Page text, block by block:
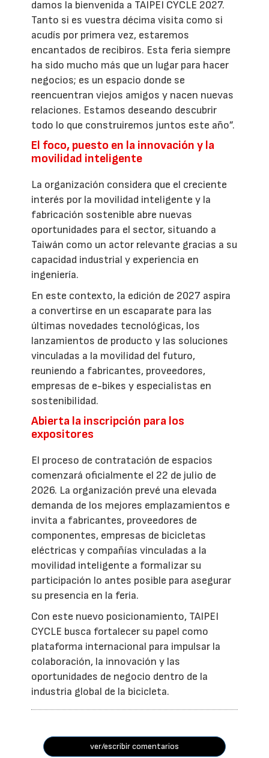
damos la bienvenida a TAIPEI CYCLE 2027.
Tanto si es vuestra décima visita como si
acudís por primera vez, estaremos
encantados de recibiros. Esta feria siempre
ha sido mucho más que un lugar para hacer
negocios; es un espacio donde se
reencuentran viejos amigos y nacen nuevas
relaciones. Estamos deseando descubrir
todo lo que construiremos juntos este año”.
El foco, puesto en la innovación y la
movilidad inteligente
La organización considera que el creciente
interés por la movilidad inteligente y la
fabricación sostenible abre nuevas
oportunidades para el sector, situando a
Taiwán como un actor relevante gracias a su
capacidad industrial y experiencia en
ingeniería.
En este contexto, la edición de 2027 aspira
a convertirse en un escaparate para las
últimas novedades tecnológicas, los
lanzamientos de producto y las soluciones
vinculadas a la movilidad del futuro,
reuniendo a fabricantes, proveedores,
empresas de e-bikes y especialistas en
sostenibilidad.
Abierta la inscripción para los
expositores
El proceso de contratación de espacios
comenzará oficialmente el 22 de julio de
2026. La organización prevé una elevada
demanda de los mejores emplazamientos e
invita a fabricantes, proveedores de
componentes, empresas de bicicletas
eléctricas y compañías vinculadas a la
movilidad inteligente a formalizar su
participación lo antes posible para asegurar
su presencia en la feria.
Con este nuevo posicionamiento, TAIPEI
CYCLE busca fortalecer su papel como
plataforma internacional para impulsar la
colaboración, la innovación y las
oportunidades de negocio dentro de la
industria global de la bicicleta.
ver/escribir comentarios